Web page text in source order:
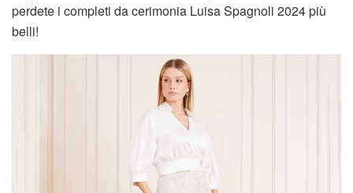
perdete i completi da cerimonia Luisa Spagnoli 2024 più
belli!